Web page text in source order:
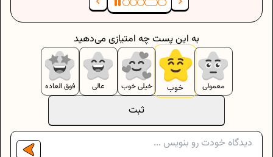
ثبت
معمولی خوب خیلی خوب عالی فوق العاده
به این پست چه امتیازی می‌دهید